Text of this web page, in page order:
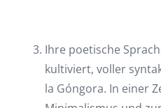
Ihre poetische
kultiviert, voller
la Góngora. In einer